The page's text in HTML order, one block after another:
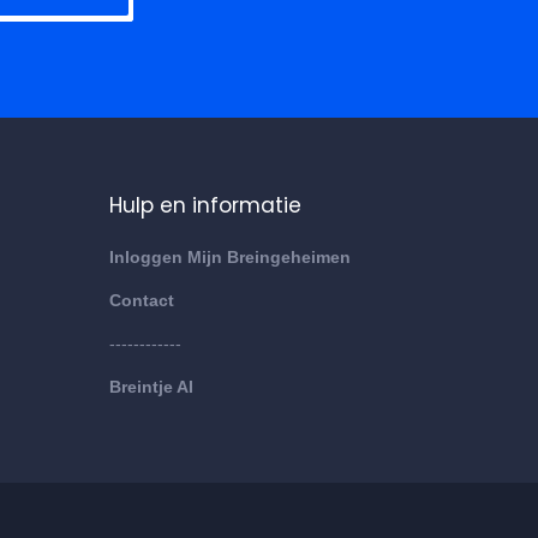
Hulp en informatie
Inloggen Mijn Breingeheimen
Contact
------------
Breintje AI